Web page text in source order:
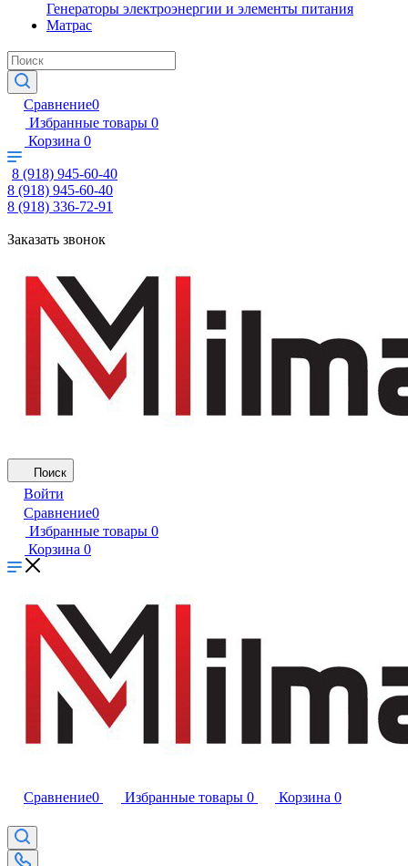
Генераторы электроэнергии и элементы питания
Матрас
Сравнение0
Избранные товары 0
Корзина 0
8 (918) 945-60-40
8 (918) 945-60-40
8 (918) 336-72-91
Заказать звонок
Поиск
Войти
Сравнение0
Избранные товары 0
Корзина 0
Сравнение0 Избранные товары 0 Корзина 0